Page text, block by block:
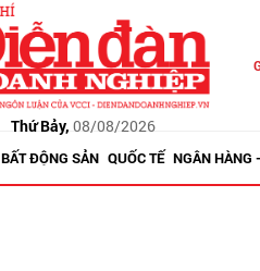
Thứ Bảy, 08/08/2026
BẤT ĐỘNG SẢN QUỐC TẾ NGÂN HÀNG